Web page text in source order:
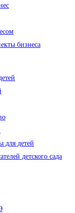
бизнеса
для детей
детского сада